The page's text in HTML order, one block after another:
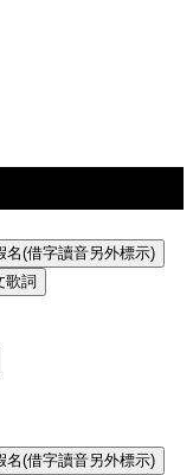
名(借字讀音另外標示)
歌詞
名(借字讀音另外標示)